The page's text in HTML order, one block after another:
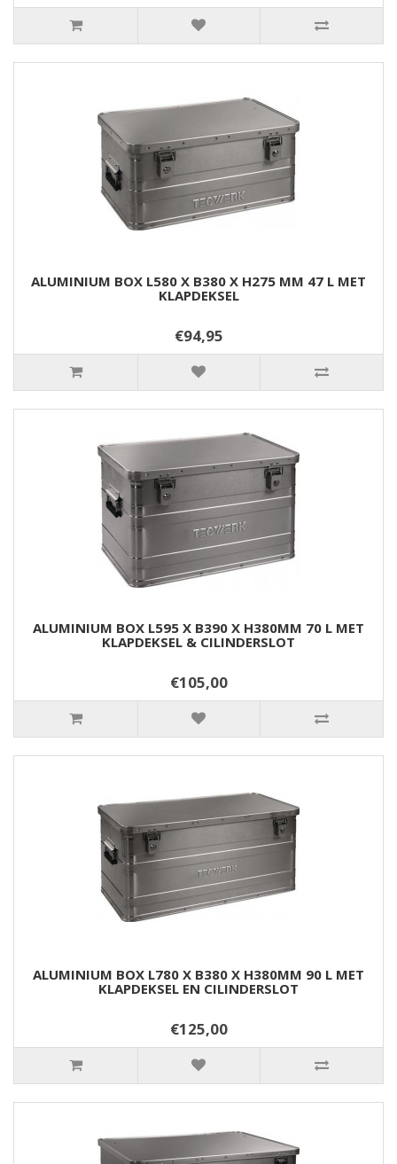
ALUMINIUM BOX L580 X B380 X H275 MM 47 L MET
KLAPDEKSEL
€94,95
ALUMINIUM BOX L595 X B390 X H380MM 70 L MET
KLAPDEKSEL & CILINDERSLOT
€105,00
ALUMINIUM BOX L780 X B380 X H380MM 90 L MET
KLAPDEKSEL EN CILINDERSLOT
€125,00